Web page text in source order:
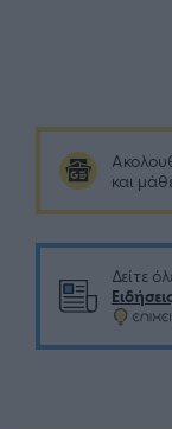
και
Δείτε